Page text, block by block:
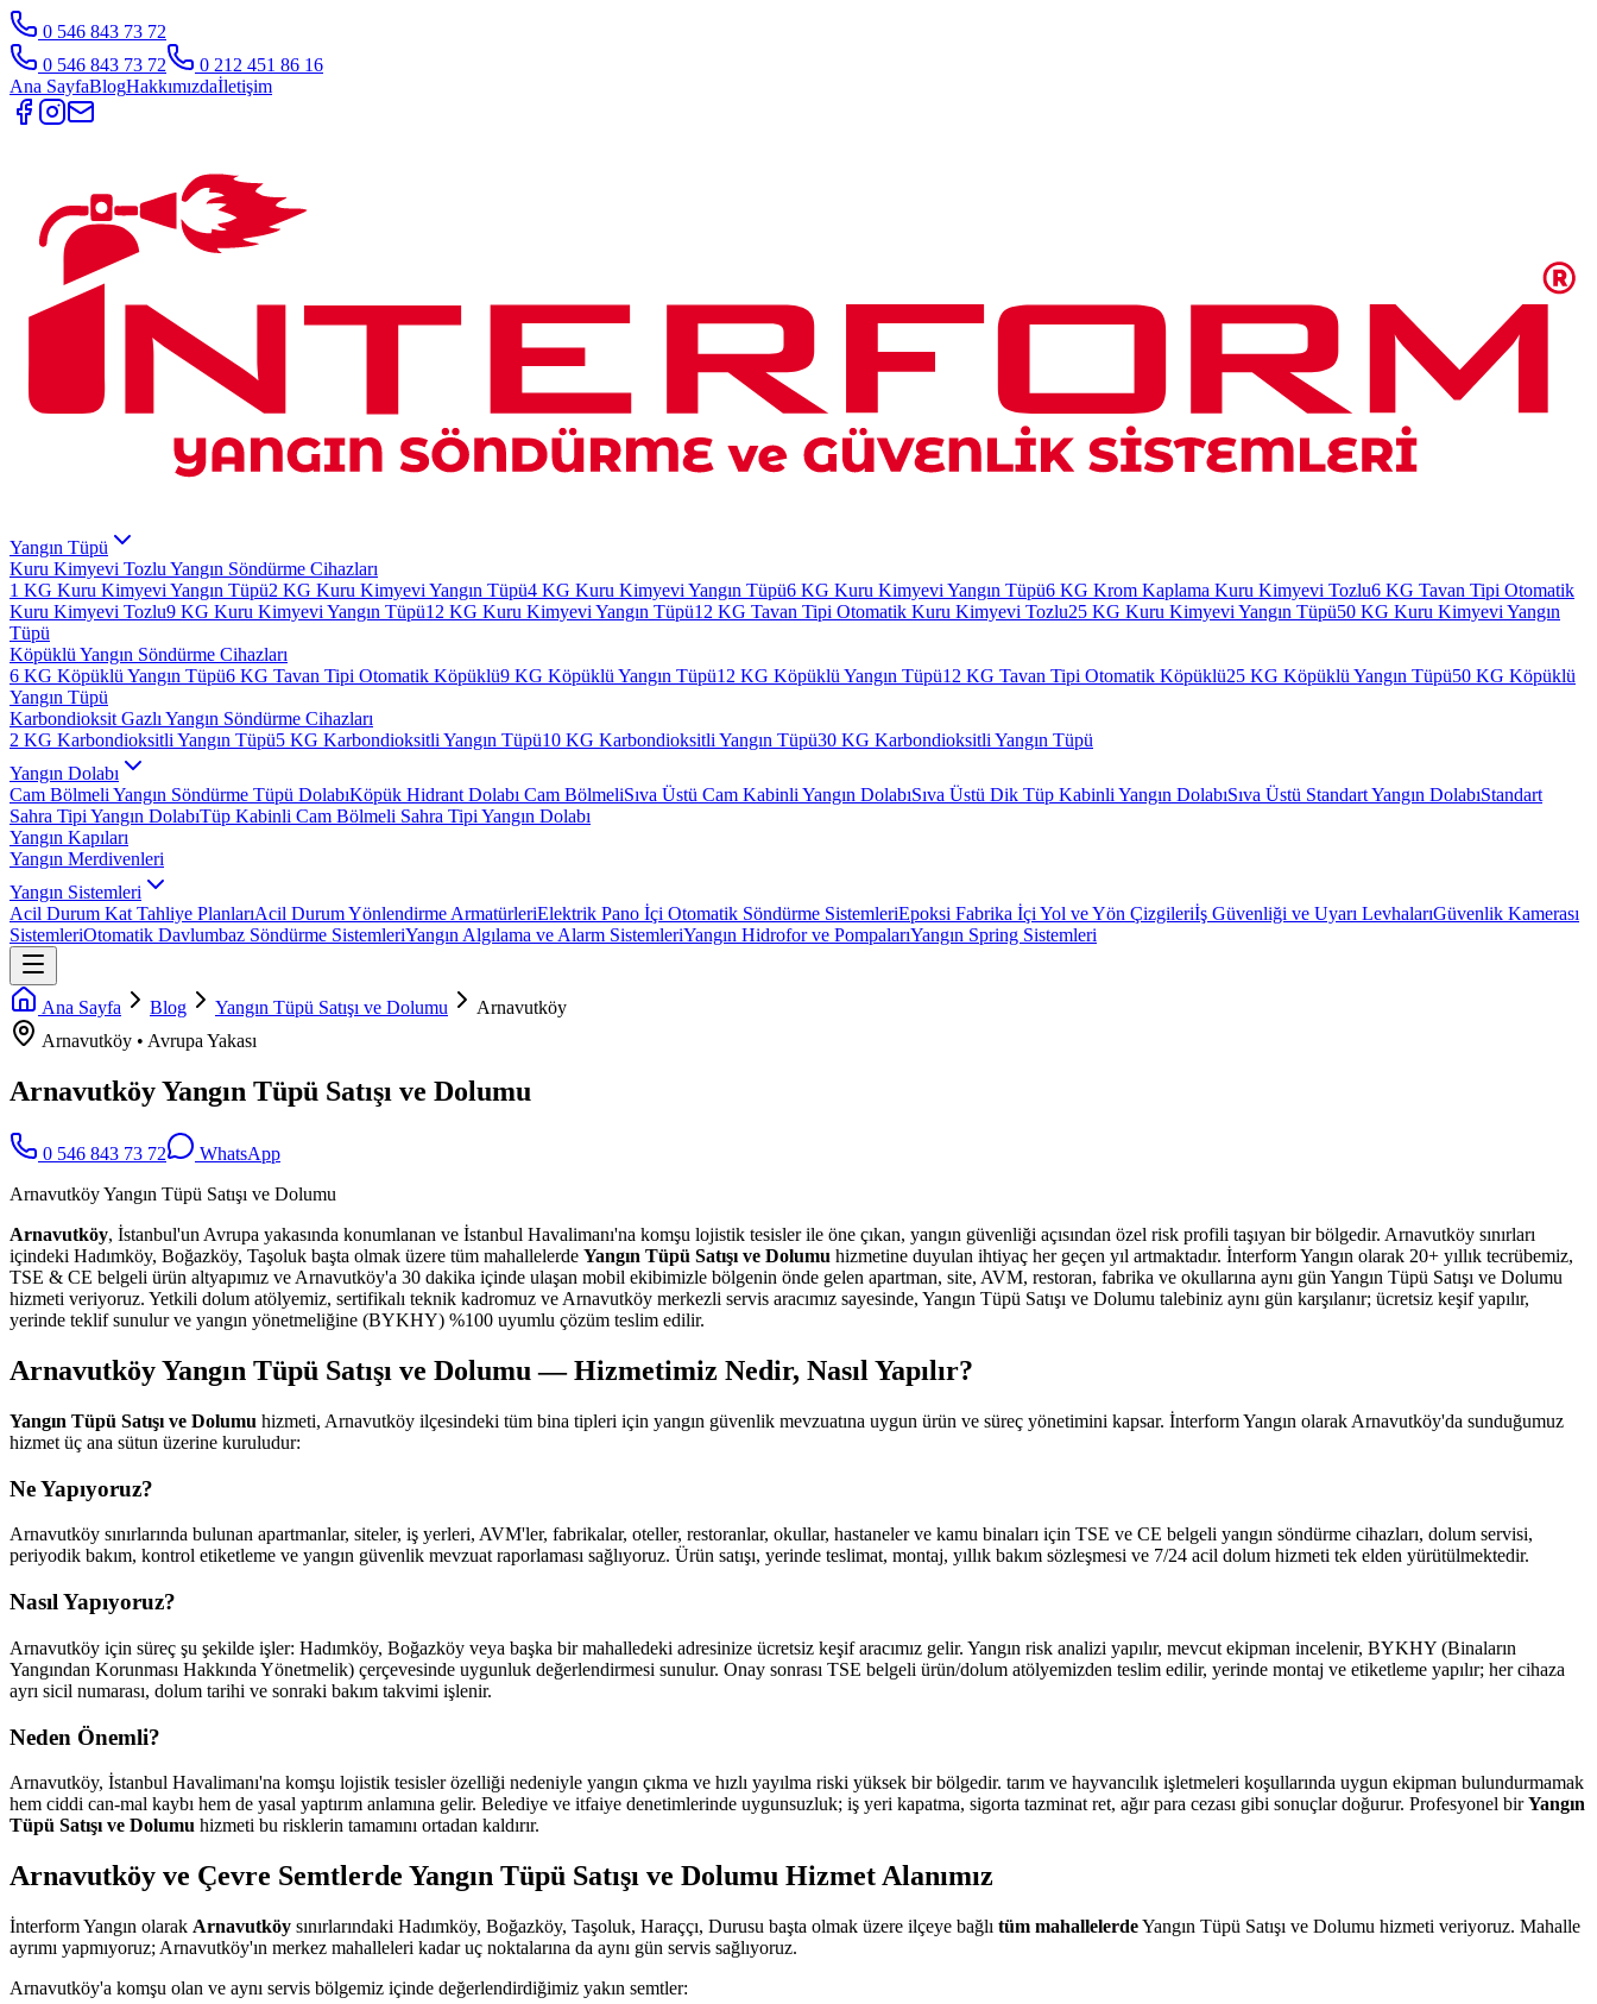
0 546 843 73 72
0 546 843 73 72
0 212 451 86 16
Ana SayfaBlogHakkımızdaİletişim
Yangın Tüpü
Kuru Kimyevi Tozlu Yangın Söndürme Cihazları
1 KG Kuru Kimyevi Yangın Tüpü2 KG Kuru Kimyevi Yangın Tüpü4 KG Kuru Kimyevi Yangın Tüpü6 KG Kuru Kimyevi Yangın Tüpü6 KG Krom Kaplama Kuru Kimyevi Tozlu6 KG Tavan Tipi Otomatik
Kuru Kimyevi Tozlu9 KG Kuru Kimyevi Yangın Tüpü12 KG Kuru Kimyevi Yangın Tüpü12 KG Tavan Tipi Otomatik Kuru Kimyevi Tozlu25 KG Kuru Kimyevi Yangın Tüpü50 KG Kuru Kimyevi Yangın
Tüpü
Köpüklü Yangın Söndürme Cihazları
6 KG Köpüklü Yangın Tüpü6 KG Tavan Tipi Otomatik Köpüklü9 KG Köpüklü Yangın Tüpü12 KG Köpüklü Yangın Tüpü12 KG Tavan Tipi Otomatik Köpüklü25 KG Köpüklü Yangın Tüpü50 KG Köpüklü
Yangın Tüpü
Karbondioksit Gazlı Yangın Söndürme Cihazları
2 KG Karbondioksitli Yangın Tüpü5 KG Karbondioksitli Yangın Tüpü10 KG Karbondioksitli Yangın Tüpü30 KG Karbondioksitli Yangın Tüpü
Yangın Dolabı
Cam Bölmeli Yangın Söndürme Tüpü DolabıKöpük Hidrant Dolabı Cam BölmeliSıva Üstü Cam Kabinli Yangın DolabıSıva Üstü Dik Tüp Kabinli Yangın DolabıSıva Üstü Standart Yangın DolabıStandart
Sahra Tipi Yangın DolabıTüp Kabinli Cam Bölmeli Sahra Tipi Yangın Dolabı
Yangın Kapıları
Yangın Merdivenleri
Yangın Sistemleri
Acil Durum Kat Tahliye PlanlarıAcil Durum Yönlendirme ArmatürleriElektrik Pano İçi Otomatik Söndürme SistemleriEpoksi Fabrika İçi Yol ve Yön Çizgileriİş Güvenliği ve Uyarı LevhalarıGüvenlik Kamerası
SistemleriOtomatik Davlumbaz Söndürme SistemleriYangın Algılama ve Alarm SistemleriYangın Hidrofor ve PompalarıYangın Spring Sistemleri
Ana Sayfa Blog Yangın Tüpü Satışı ve Dolumu
Arnavutköy
Arnavutköy • Avrupa Yakası
Arnavutköy Yangın Tüpü Satışı ve Dolumu
0 546 843 73 72
WhatsApp
Arnavutköy Yangın Tüpü Satışı ve Dolumu
Arnavutköy, İstanbul'un Avrupa yakasında konumlanan ve İstanbul Havalimanı'na komşu lojistik tesisler ile öne çıkan, yangın güvenliği açısından özel risk profili taşıyan bir bölgedir. Arnavutköy sınırları
içindeki Hadımköy, Boğazköy, Taşoluk başta olmak üzere tüm mahallelerde Yangın Tüpü Satışı ve Dolumu hizmetine duyulan ihtiyaç her geçen yıl artmaktadır. İnterform Yangın olarak 20+ yıllık tecrübemiz,
TSE & CE belgeli ürün altyapımız ve Arnavutköy'a 30 dakika içinde ulaşan mobil ekibimizle bölgenin önde gelen apartman, site, AVM, restoran, fabrika ve okullarına aynı gün Yangın Tüpü Satışı ve Dolumu
hizmeti veriyoruz. Yetkili dolum atölyemiz, sertifikalı teknik kadromuz ve Arnavutköy merkezli servis aracımız sayesinde, Yangın Tüpü Satışı ve Dolumu talebiniz aynı gün karşılanır; ücretsiz keşif yapılır,
yerinde teklif sunulur ve yangın yönetmeliğine (BYKHY) %100 uyumlu çözüm teslim edilir.
Arnavutköy Yangın Tüpü Satışı ve Dolumu — Hizmetimiz Nedir, Nasıl Yapılır?
Yangın Tüpü Satışı ve Dolumu hizmeti, Arnavutköy ilçesindeki tüm bina tipleri için yangın güvenlik mevzuatına uygun ürün ve süreç yönetimini kapsar. İnterform Yangın olarak Arnavutköy'da sunduğumuz
hizmet üç ana sütun üzerine kuruludur:
Ne Yapıyoruz?
Arnavutköy sınırlarında bulunan apartmanlar, siteler, iş yerleri, AVM'ler, fabrikalar, oteller, restoranlar, okullar, hastaneler ve kamu binaları için TSE ve CE belgeli yangın söndürme cihazları, dolum servisi,
periyodik bakım, kontrol etiketleme ve yangın güvenlik mevzuat raporlaması sağlıyoruz. Ürün satışı, yerinde teslimat, montaj, yıllık bakım sözleşmesi ve 7/24 acil dolum hizmeti tek elden yürütülmektedir.
Nasıl Yapıyoruz?
Arnavutköy için süreç şu şekilde işler: Hadımköy, Boğazköy veya başka bir mahalledeki adresinize ücretsiz keşif aracımız gelir. Yangın risk analizi yapılır, mevcut ekipman incelenir, BYKHY (Binaların
Yangından Korunması Hakkında Yönetmelik) çerçevesinde uygunluk değerlendirmesi sunulur. Onay sonrası TSE belgeli ürün/dolum atölyemizden teslim edilir, yerinde montaj ve etiketleme yapılır; her cihaza
ayrı sicil numarası, dolum tarihi ve sonraki bakım takvimi işlenir.
Neden Önemli?
Arnavutköy, İstanbul Havalimanı'na komşu lojistik tesisler özelliği nedeniyle yangın çıkma ve hızlı yayılma riski yüksek bir bölgedir. tarım ve hayvancılık işletmeleri koşullarında uygun ekipman bulundurmamak
hem ciddi can-mal kaybı hem de yasal yaptırım anlamına gelir. Belediye ve itfaiye denetimlerinde uygunsuzluk; iş yeri kapatma, sigorta tazminat ret, ağır para cezası gibi sonuçlar doğurur. Profesyonel birYangın
Tüpü Satışı ve Dolumu hizmeti bu risklerin tamamını ortadan kaldırır.
Arnavutköy ve Çevre Semtlerde Yangın Tüpü Satışı ve Dolumu Hizmet Alanımız
İnterform Yangın olarak Arnavutköy sınırlarındaki Hadımköy, Boğazköy, Taşoluk, Haraççı, Durusu başta olmak üzere ilçeye bağlı tüm mahallelerdeYangın Tüpü Satışı ve Dolumu hizmeti veriyoruz. Mahalle
ayrımı yapmıyoruz; Arnavutköy'ın merkez mahalleleri kadar uç noktalarına da aynı gün servis sağlıyoruz.
Arnavutköy'a komşu olan ve aynı servis bölgemiz içinde değerlendirdiğimiz yakın semtler: